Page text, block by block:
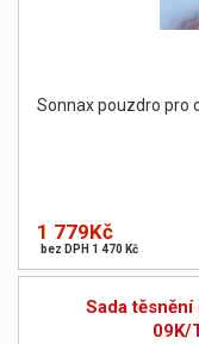
Sonnax pouzdro pro
1 779Kč
bez DPH 1 470 Kč
Sada
09K/